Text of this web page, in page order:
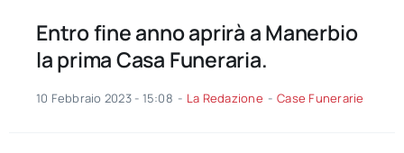
Entro fine anno aprirà a Manerbio
la prima Casa Funeraria.
10 Febbraio 2023 - 15:08 - La Redazione - Case Funerarie